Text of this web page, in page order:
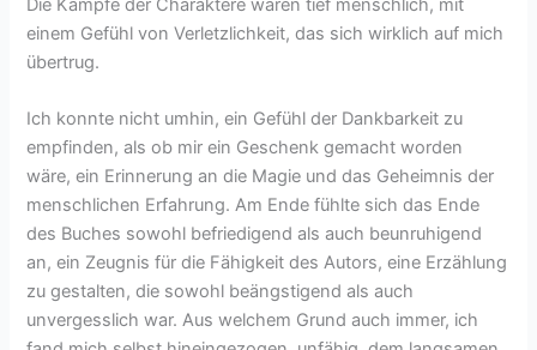
Die Kämpfe der Charaktere waren tief menschlich, mit
einem Gefühl von Verletzlichkeit, das sich wirklich auf mich
übertrug.
Ich konnte nicht umhin, ein Gefühl der Dankbarkeit zu
empfinden, als ob mir ein Geschenk gemacht worden
wäre, ein Erinnerung an die Magie und das Geheimnis der
menschlichen Erfahrung. Am Ende fühlte sich das Ende
des Buches sowohl befriedigend als auch beunruhigend
an, ein Zeugnis für die Fähigkeit des Autors, eine Erzählung
zu gestalten, die sowohl beängstigend als auch
unvergesslich war. Aus welchem Grund auch immer, ich